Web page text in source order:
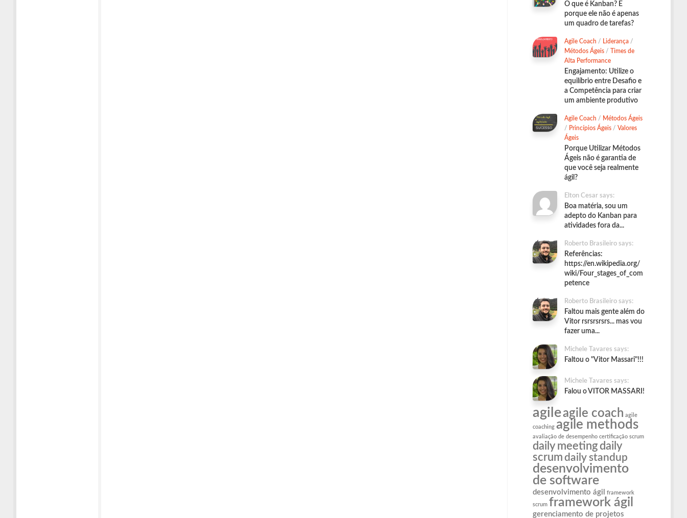
O que é Kanban? E
porque ele não é apenas
um quadro de tarefas?
Agile Coach / Liderança /
Métodos Ágeis / Times de
Alta Performance
Engajamento: Utilize o
equilíbrio entre Desafio e
a Competência para criar
um ambiente produtivo
Agile Coach / Métodos Ágeis
/ Princípios Ágeis / Valores
Ágeis
Porque Utilizar Métodos
Ágeis não é garantia de
que você seja realmente
ágil?
Elton Cesar says:
Boa matéria, sou um
adepto do Kanban para
atividades fora da...
Roberto Brasileiro says:
Referências:
https://en.wikipedia.org/
wiki/Four_stages_of_com
petence
Roberto Brasileiro says:
Faltou mais gente além do
Vitor rsrsrsrsrs... mas vou
fazer uma...
Michele Tavares says:
Faltou o "Vitor Massari"!!!
Michele Tavares says:
Falou o VITOR MASSARI!
agileagile coach agile
coaching agile methods
avaliação de desempenho certificação scrum
daily meeting daily
scrumdaily standup
desenvolvimento
de software
desenvolvimento ágil framework
scrum framework ágil
gerenciamento de projetos